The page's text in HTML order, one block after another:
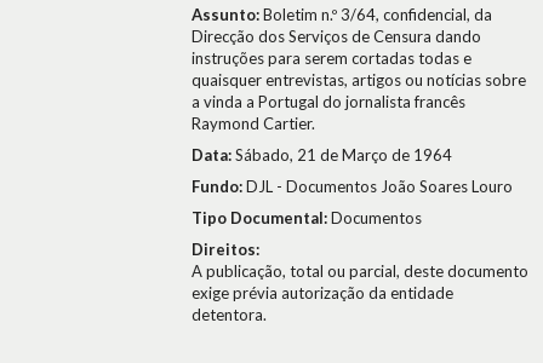
Assunto:Boletim n.º 3/64, confidencial, da
Direcção dos Serviços de Censura dando
instruções para serem cortadas todas e
quaisquer entrevistas, artigos ou notícias sobre
a vinda a Portugal do jornalista francês
Raymond Cartier.
Data:Sábado, 21 de Março de 1964
Fundo:DJL - Documentos João Soares Louro
Tipo Documental:Documentos
Direitos:
A publicação, total ou parcial, deste documento
exige prévia autorização da entidade
detentora.